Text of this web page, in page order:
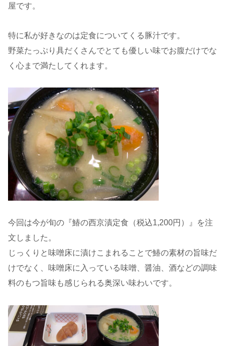
屋です。
特に私が好きなのは定食についてくる豚汁です。
野菜たっぷり具だくさんでとても優しい味でお腹だけでな
く心まで満たしてくれます。
今回は今が旬の『鰆の西京漬定食（税込1,200円）』を注
文しました。
じっくりと味噌床に漬けこまれることで鰆の素材の旨味だ
けでなく、味噌床に入っている味噌、醤油、酒などの調味
料のもつ旨味も感じられる奥深い味わいです。